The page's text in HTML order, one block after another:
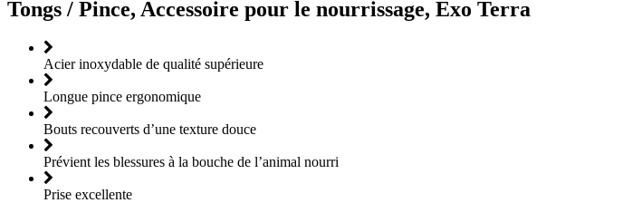
Tongs / Pince, Accessoire pour le nourrissage, Exo Terra
Acier inoxydable de qualité supérieure
Longue pince ergonomique
Bouts recouverts d’une texture douce
Prévient les blessures à la bouche de l’animal nourri
Prise excellente